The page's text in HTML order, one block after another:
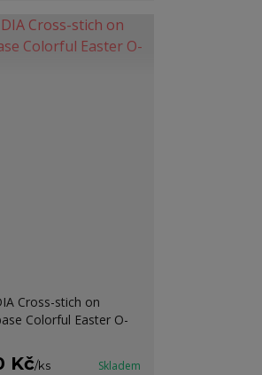
Cross-stich on
Colorful Easter O-
Kč/ks Skladem